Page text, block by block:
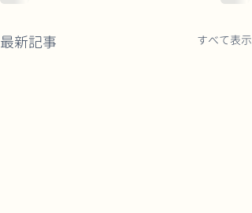
最新記事 すべて表示